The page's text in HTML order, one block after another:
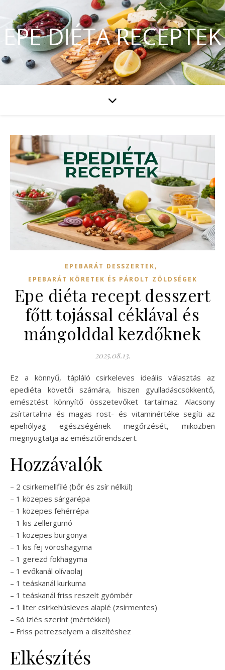
EPE DIÉTA RECEPTEK
EPEBARÁT DESSZERTEK,
EPEBARÁT KÖRETEK ÉS PÁROLT ZÖLDSÉGEK
Epe diéta recept desszert
főtt tojással céklával és
mángolddal kezdőknek
2025.08.13.
Ez a könnyű, tápláló csirkeleves ideális választás az
epediéta követői számára, hiszen gyulladáscsökkentő,
emésztést könnyítő összetevőket tartalmaz. Alacsony
zsírtartalma és magas rost- és vitaminértéke segíti az
epehólyag egészségének megőrzését, miközben
megnyugtatja az emésztőrendszert.
Hozzávalók
– 2 csirkemellfilé (bőr és zsír nélkül)
– 1 közepes sárgarépa
– 1 közepes fehérrépa
– 1 kis zellergumó
– 1 közepes burgonya
– 1 kis fej vöröshagyma
– 1 gerezd fokhagyma
– 1 evőkanál olívaolaj
– 1 teáskanál kurkuma
– 1 teáskanál friss reszelt gyömbér
– 1 liter csirkehúsleves alaplé (zsírmentes)
– Só ízlés szerint (mértékkel)
– Friss petrezselyem a díszítéshez
Elkészítés